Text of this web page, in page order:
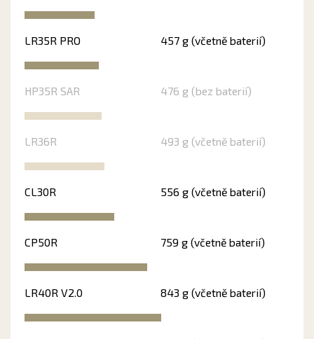
LR35R PRO 457 g (včetně baterií)
HP35R SAR 476 g (bez baterií)
LR36R 493 g (včetně baterií)
CL30R 556 g (včetně baterií)
CP50R 759 g (včetně baterií)
LR40R V2.0 843 g (včetně baterií)